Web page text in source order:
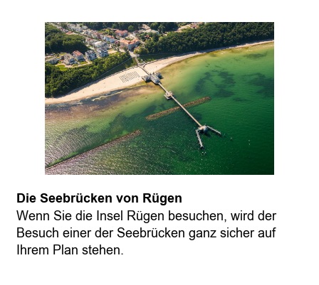
Die Seebrücken von Rügen
Wenn Sie die Insel Rügen besuchen, wird der
Besuch einer der Seebrücken ganz sicher auf
Ihrem Plan stehen.